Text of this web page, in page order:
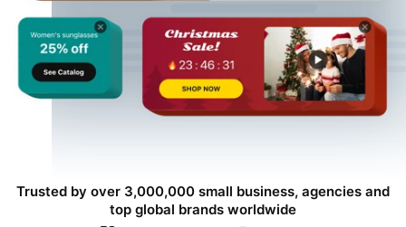
Trusted by over 3,000,000 small business, agencies and
top global brands worldwide